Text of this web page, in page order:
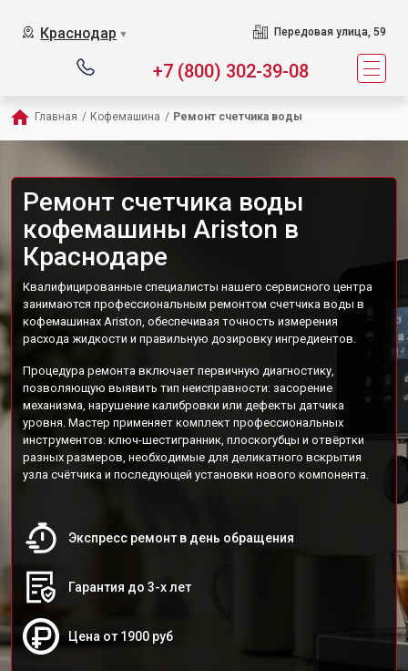
Краснодар ▼ Передовая улица, 59
+7 (800) 302-39-08
Главная / Кофемашина / Ремонт счетчика воды
Ремонт счетчика воды
кофемашины Ariston в
Краснодаре
Квалифицированные специалисты нашего сервисного центра
занимаются профессиональным ремонтом счетчика воды в
кофемашинах Ariston, обеспечивая точность измерения
расхода жидкости и правильную дозировку ингредиентов.
Процедура ремонта включает первичную диагностику,
позволяющую выявить тип неисправности: засорение
механизма, нарушение калибровки или дефекты датчика
уровня. Мастер применяет комплект профессиональных
инструментов: ключ-шестигранник, плоскогубцы и отвёртки
разных размеров, необходимые для деликатного вскрытия
узла счётчика и последующей установки нового компонента.
Экспресс ремонт в день обращения
Гарантия до 3-х лет
Цена от 1900 руб